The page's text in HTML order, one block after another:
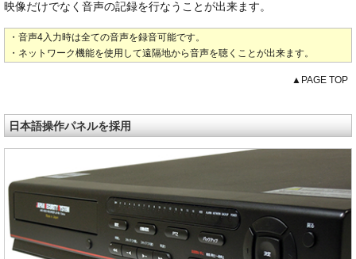
映像だけでなく音声の記録を行なうことが出来ます。
・音声4入力時は全ての音声を録音可能です。
・ネットワーク機能を使用して遠隔地から音声を聴くことが出来ます。
▲PAGE TOP
日本語操作パネルを採用